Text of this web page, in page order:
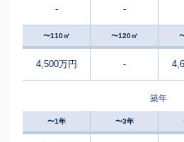
- -
〜110㎡ 〜120㎡
4,500万円 -
築年
〜1年 〜3年